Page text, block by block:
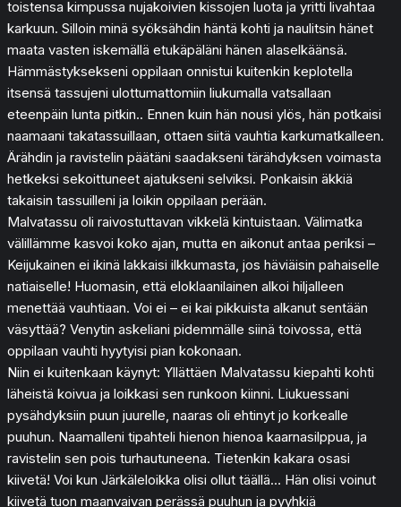
toistensa kimpussa nujakoivien kissojen luota ja yritti livahtaa
karkuun. Silloin minä syöksähdin häntä kohti ja naulitsin hänet
maata vasten iskemällä etukäpäläni hänen alaselkäänsä.
Hämmästyksekseni oppilaan onnistui kuitenkin keplotella
itsensä tassujeni ulottumattomiin liukumalla vatsallaan
eteenpäin lunta pitkin.. Ennen kuin hän nousi ylös, hän potkaisi
naamaani takatassuillaan, ottaen siitä vauhtia karkumatkalleen.
Ärähdin ja ravistelin päätäni saadakseni tärähdyksen voimasta
hetkeksi sekoittuneet ajatukseni selviksi. Ponkaisin äkkiä
takaisin tassuilleni ja loikin oppilaan perään.
Malvatassu oli raivostuttavan vikkelä kintuistaan. Välimatka
välillämme kasvoi koko ajan, mutta en aikonut antaa periksi –
Keijukainen ei ikinä lakkaisi ilkkumasta, jos häviäisin pahaiselle
natiaiselle! Huomasin, että eloklaanilainen alkoi hiljalleen
menettää vauhtiaan. Voi ei – ei kai pikkuista alkanut sentään
väsyttää? Venytin askeliani pidemmälle siinä toivossa, että
oppilaan vauhti hyytyisi pian kokonaan.
Niin ei kuitenkaan käynyt: Yllättäen Malvatassu kiepahti kohti
läheistä koivua ja loikkasi sen runkoon kiinni. Liukuessani
pysähdyksiin puun juurelle, naaras oli ehtinyt jo korkealle
puuhun. Naamalleni tipahteli hienon hienoa kaarnasilppua, ja
ravistelin sen pois turhautuneena. Tietenkin kakara osasi
kiivetä! Voi kun Järkäleloikka olisi ollut täällä… Hän olisi voinut
kiivetä tuon maanvaivan perässä puuhun ja pyyhkiä